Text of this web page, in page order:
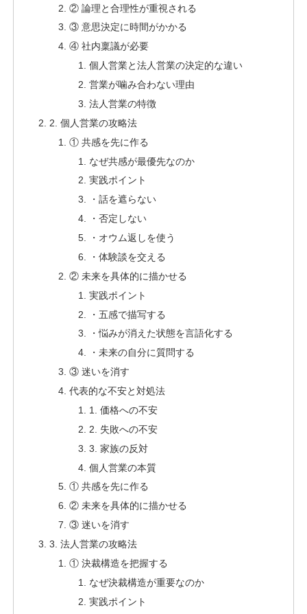
② 論理と合理性が重視される
③ 意思決定に時間がかかる
④ 社内稟議が必要
個人営業と法人営業の決定的な違い
営業が噛み合わない理由
法人営業の特徴
2. 個人営業の攻略法
① 共感を先に作る
なぜ共感が最優先なのか
実践ポイント
・話を遮らない
・否定しない
・オウム返しを使う
・体験談を交える
② 未来を具体的に描かせる
実践ポイント
・五感で描写する
・悩みが消えた状態を言語化する
・未来の自分に質問する
③ 迷いを消す
代表的な不安と対処法
1. 価格への不安
2. 失敗への不安
3. 家族の反対
個人営業の本質
① 共感を先に作る
② 未来を具体的に描かせる
③ 迷いを消す
3. 法人営業の攻略法
① 決裁構造を把握する
なぜ決裁構造が重要なのか
実践ポイント